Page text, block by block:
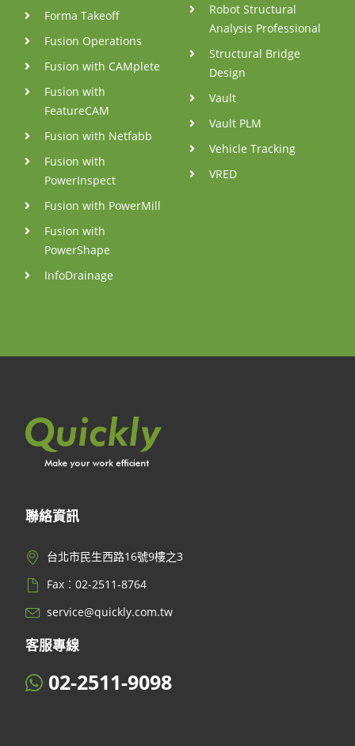
Forma Takeoff
Fusion Operations
Fusion with CAMplete
Fusion with
FeatureCAM
Fusion with Netfabb
Fusion with
PowerInspect
Fusion with PowerMill
Fusion with
PowerShape
InfoDrainage
Robot Structural
Analysis Professional
Structural Bridge
Design
Vault
Vault PLM
Vehicle Tracking
VRED
聯絡資訊
台北市民生西路16號9樓之3
Fax：02-2511-8764
service@quickly.com.tw
客服專線
02-2511-9098